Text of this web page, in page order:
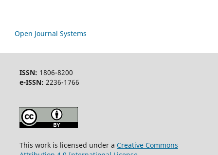
Open Journal Systems
ISSN: 1806-8200
e-ISSN: 2236-1766
This work is licensed under a Creative Commons